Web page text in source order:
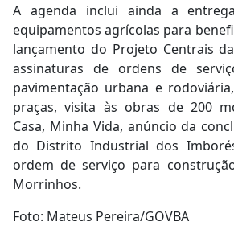
A agenda inclui ainda a
equipamentos agrícolas para
lançamento do Projeto Centrais
assinaturas de ordens de
pavimentação urbana e
praças, visita às obras de 200
Casa, Minha Vida, anúncio da
do Distrito Industrial dos
ordem de serviço para
Morrinhos.
Foto: Mateus Pereira/GOVBA